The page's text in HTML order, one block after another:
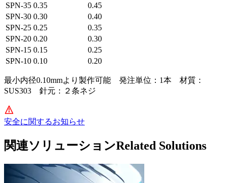
SPN-35 0.35
0.45
SPN-30 0.30
0.40
SPN-25 0.25
0.35
SPN-20 0.20
0.30
SPN-15 0.15
0.25
SPN-10 0.10 0.20
最小内径0.10mmより製作可能 発注単位：1本 材質：
SUS303 針元：２条ネジ
安全に関するお知らせ
関連ソリューションRelated Solutions